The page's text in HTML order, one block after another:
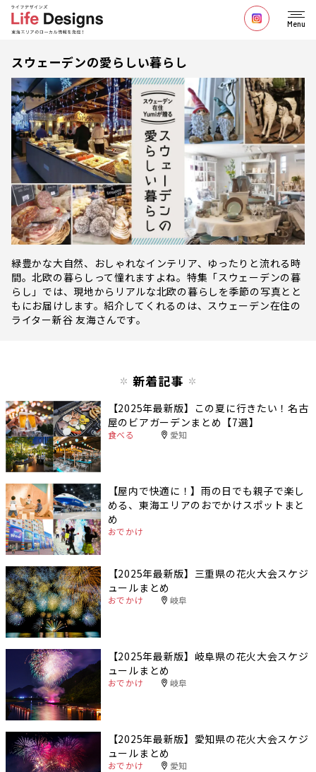
Menu
スウェーデンの愛らしい暮らし
緑豊かな大自然、おしゃれなインテリア、ゆったりと流れる時
間。北欧の暮らしって憧れますよね。特集「スウェーデンの暮
らし」では、現地からリアルな北欧の暮らしを季節の写真とと
もにお届けします。紹介してくれるのは、スウェーデン在住の
ライター新谷 友海さんです。
新着記事
【2025年最新版】この夏に行きたい！名古
屋のビアガーデンまとめ【7選】
食べる 愛知
【屋内で快適に！】雨の日でも親子で楽し
める、東海エリアのおでかけスポットまと
め
おでかけ
【2025年最新版】三重県の花火大会スケジ
ュールまとめ
おでかけ 岐阜
【2025年最新版】岐阜県の花火大会スケジ
ュールまとめ
おでかけ 岐阜
【2025年最新版】愛知県の花火大会スケジ
ュールまとめ
おでかけ 愛知